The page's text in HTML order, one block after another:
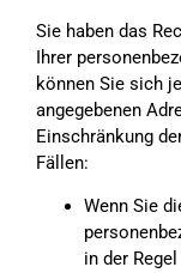
Sie haben das
Ihrer
können Sie sich
angegebenen
Einschränkung
Fällen:
Wenn Sie
in der